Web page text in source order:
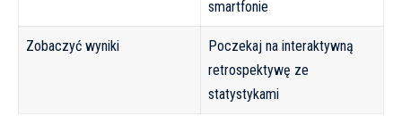
smartfonie
Zobaczyć wyniki
Poczekaj na interaktywną
retrospektywę ze
statystykami